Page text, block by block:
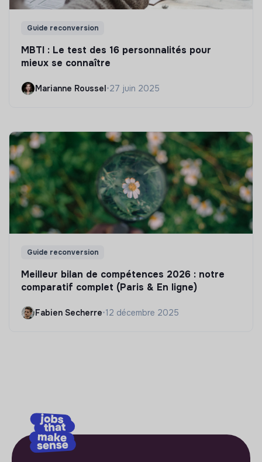
Guide reconversion
MBTI : Le test des 16 personnalités pour
mieux se connaître
Marianne Roussel•27 juin 2025
Guide reconversion
Meilleur bilan de compétences 2026 : notre
comparatif complet (Paris & En ligne)
Fabien Secherre•12 décembre 2025